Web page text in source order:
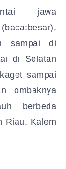
jawa
sampai di
di Selatan
sampai
ombaknya
berbeda
Riau. Kalem